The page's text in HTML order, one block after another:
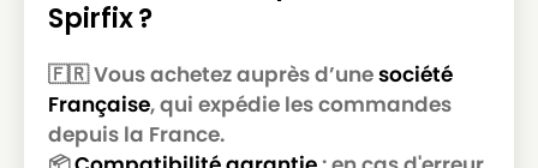
GOBLIN
GOBLIN
GOBLIN PRO 2000
GOBLIN
GOBLIN PRO 70
Spirfix ?
🇫🇷 Vous achetez auprès d’unesociété
Française, qui expédie les commandes
depuis la France.